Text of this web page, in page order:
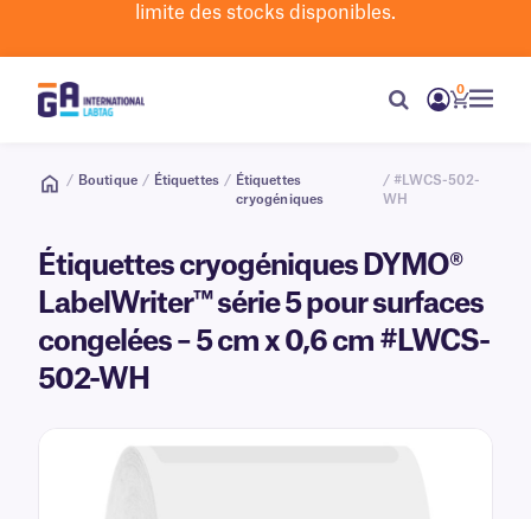
limite des stocks disponibles.
0
/ Boutique / Étiquettes / Étiquettes
cryogéniques
/ #LWCS-502-
WH
Étiquettes cryogéniques DYMO®
LabelWriter™ série 5 pour surfaces
congelées – 5 cm x 0,6 cm #LWCS-
502-WH